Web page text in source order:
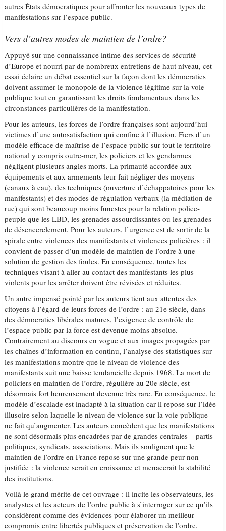
autres États démocratiques pour affronter les nouveaux types de
manifestations sur l’espace public.
Vers d’autres modes de maintien de l’ordre?
Appuyé sur une connaissance intime des services de sécurité
d’Europe et nourri par de nombreux entretiens de haut niveau, cet
essai éclaire un débat essentiel sur la façon dont les démocraties
doivent assumer le monopole de la violence légitime sur la voie
publique tout en garantissant les droits fondamentaux dans les
circonstances particulières de la manifestation.
Pour les auteurs, les forces de l’ordre françaises sont aujourd’hui
victimes d’une autosatisfaction qui confine à l’illusion. Fiers d’un
modèle efficace de maîtrise de l’espace public sur tout le territoire
national y compris outre-mer, les policiers et les gendarmes
négligent plusieurs angles morts. La primauté accordée aux
équipements et aux armements leur fait négliger des moyens
(canaux à eau), des techniques (ouverture d’échappatoires pour les
manifestants) et des modes de régulation verbaux (la médiation de
rue) qui sont beaucoup moins funestes pour la relation police-
peuple que les LBD, les grenades assourdissantes ou les grenades
de désencerclement. Pour les auteurs, l’urgence est de sortir de la
spirale entre violences des manifestants et violences policières : il
convient de passer d’un modèle de maintien de l’ordre à une
solution de gestion des foules. En conséquence, toutes les
techniques visant à aller au contact des manifestants les plus
violents pour les arrêter doivent être révisées et réduites.
Un autre impensé pointé par les auteurs tient aux attentes des
citoyens à l’égard de leurs forces de l’ordre : au 21e siècle, dans
des démocraties libérales matures, l’exigence de contrôle de
l’espace public par la force est devenue moins absolue.
Contrairement au discours en vogue et aux images propagées par
les chaînes d’information en continu, l’analyse des statistiques sur
les manifestations montre que le niveau de violence des
manifestants suit une baisse tendancielle depuis 1968. La mort de
policiers en maintien de l’ordre, régulière au 20e siècle, est
désormais fort heureusement devenue très rare. En conséquence, le
modèle d’escalade est inadapté à la situation car il repose sur l’idée
illusoire selon laquelle le niveau de violence sur la voie publique
ne fait qu’augmenter. Les auteurs concèdent que les manifestations
ne sont désormais plus encadrées par de grandes centrales – partis
politiques, syndicats, associations. Mais ils soulignent que le
maintien de l’ordre en France repose sur une grande peur non
justifiée : la violence serait en croissance et menacerait la stabilité
des institutions.
Voilà le grand mérite de cet ouvrage : il incite les observateurs, les
analystes et les acteurs de l’ordre public à s’interroger sur ce qu’ils
considèrent comme des évidences pour élaborer un meilleur
compromis entre libertés publiques et préservation de l’ordre.